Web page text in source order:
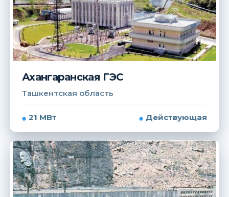
Ахангаранская ГЭС
Ташкентская область
21 МВт Действующая